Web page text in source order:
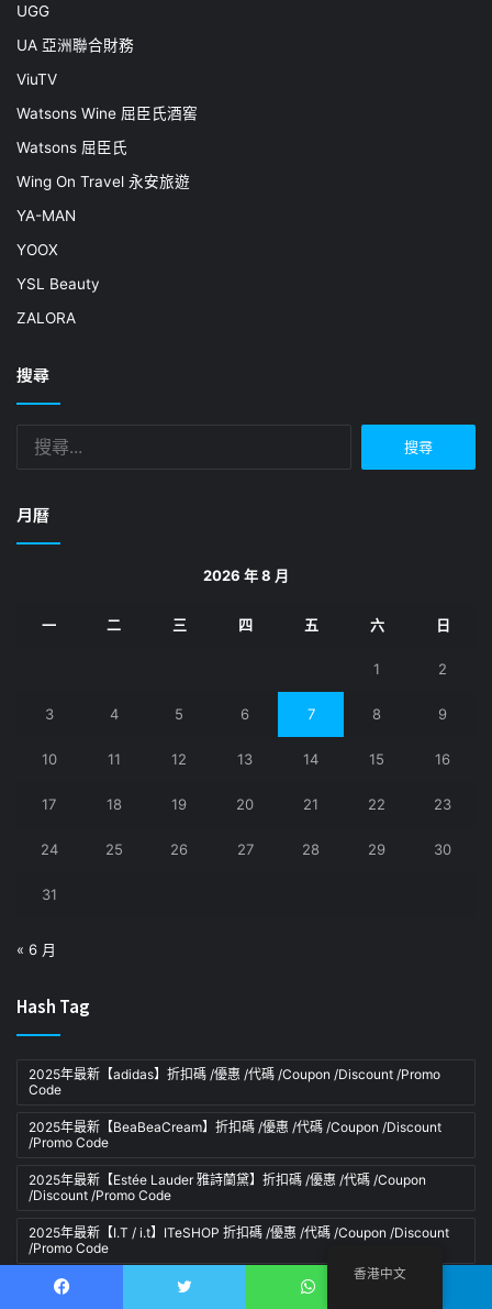
UGG
UA 亞洲聯合財務
ViuTV
Watsons Wine 屈臣氏酒窖
Watsons 屈臣氏
Wing On Travel 永安旅遊
YA-MAN
YOOX
YSL Beauty
ZALORA
搜尋
月曆
2026 年 8 月
一 二 三 四 五 六 日
1 2
3 4 5 6 7 8 9
10 11 12 13 14 15 16
17 18 19 20 21 22 23
24 25 26 27 28 29 30
31
« 6 月
Hash Tag
2025年最新【adidas】折扣碼 /優惠 /代碼 /Coupon /Discount /Promo
Code
2025年最新【BeaBeaCream】折扣碼 /優惠 /代碼 /Coupon /Discount
/Promo Code
2025年最新【Estée Lauder 雅詩蘭黛】折扣碼 /優惠 /代碼 /Coupon
/Discount /Promo Code
2025年最新【I.T / i.t】ITeSHOP 折扣碼 /優惠 /代碼 /Coupon /Discount
/Promo Code
2025年最新【iHerb】折扣碼 /優惠 /代碼 /Coupon /Discount /Promo
香港中文